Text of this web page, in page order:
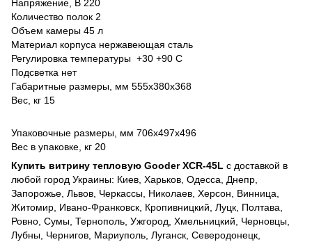
Напряжение, В 220
Количество полок 2
Объем камеры 45 л
Материал корпуса нержавеющая сталь
Регулировка температуры +30 +90 С
Подсветка нет
Габаритные размеры, мм 555х380х368
Вес, кг 15
Упаковочные размеры, мм 706х497х496
Вес в упаковке, кг 20
Купить витрину тепловую Gooder XCR-45L с доставкой в
любой город Украины: Киев, Харьков, Одесса, Днепр,
Запорожье, Львов, Черкассы, Николаев, Херсон, Винница,
Житомир, Ивано-Франковск, Кропивницкий, Луцк, Полтава,
Ровно, Сумы, Тернополь, Ужгород, Хмельницкий, Черновцы,
Лубны, Чернигов, Мариуполь, Луганск, Северодонецк,